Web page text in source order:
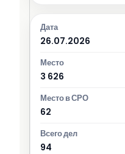
26.07.2026
3 626
62
94